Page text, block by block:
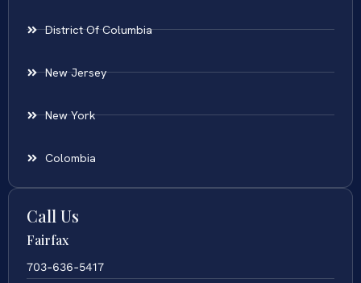
District Of Columbia
New Jersey
New York
Colombia
Call Us
Fairfax
703-636-5417